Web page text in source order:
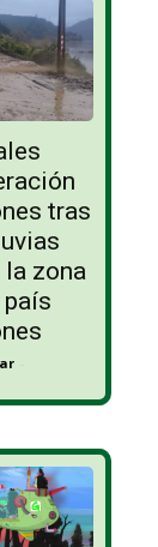
tras
zona
-